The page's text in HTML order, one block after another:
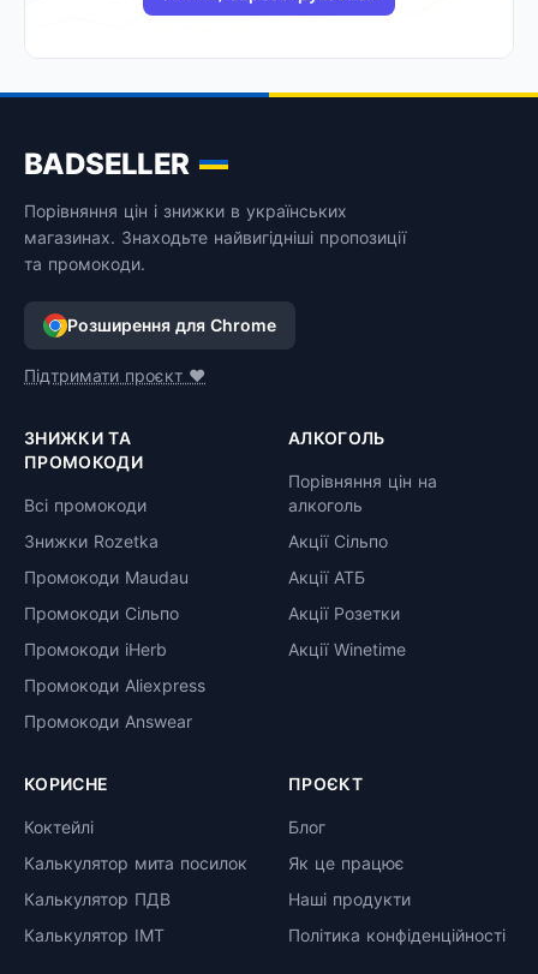
BADSELLER
Порівняння цін і знижки в українських
магазинах. Знаходьте найвигідніші пропозиції
та промокоди.
Розширення для Chrome
Підтримати проєкт ❤️
ЗНИЖКИ ТА
ПРОМОКОДИ
Всі промокоди
Знижки Rozetka
Промокоди Maudau
Промокоди Сільпо
Промокоди iHerb
Промокоди Aliexpress
Промокоди Answear
АЛКОГОЛЬ
Порівняння цін на
алкоголь
Акції Сільпо
Акції АТБ
Акції Розетки
Акції Winetime
КОРИСНЕ
Коктейлі
Калькулятор мита посилок
Калькулятор ПДВ
Калькулятор ІМТ
ПРОЄКТ
Блог
Як це працює
Наші продукти
Політика конфіденційності